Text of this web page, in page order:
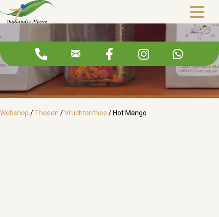
Hot Mango
Webshop /Theeën /Vruchtenthee / Hot Mango